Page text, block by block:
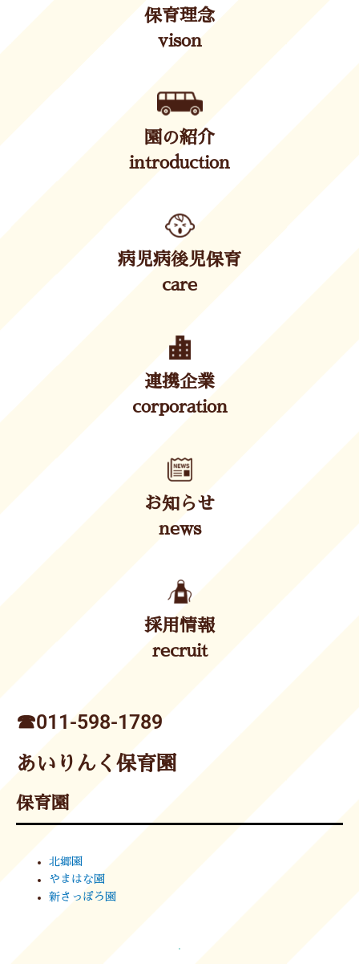
保育理念
vison
園の紹介
introduction
病児病後児保育
care
連携企業
corporation
お知らせ
news
採用情報
recruit
☎︎011-598-1789
あいりんく保育園
保育園
北郷園
やまはな園
新さっぽろ園